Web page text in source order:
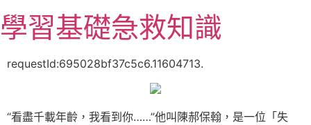
至
主
學習基礎急救知識
requestId:695028bf37c5c6.11604713.
“看盡千載年齡，我看到你……”他叫陳郝保翰，是一位「失